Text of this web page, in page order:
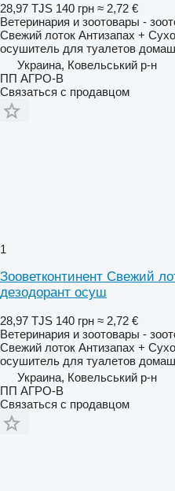
28,97 TJS 140 грн ≈ 2,72 €
Ветеринария и зоотовары -
Свежий лоток Антизапах +
осушитель для туалетов
Украина, Ковельський р-н
ПП АГРО-В
Связаться с продавцом
1
Зооветконтинент Свежий
дезодорант осуш
28,97 TJS 140 грн ≈ 2,72 €
Ветеринария и зоотовары -
Свежий лоток Антизапах +
осушитель для туалетов
Украина, Ковельський р-н
ПП АГРО-В
Связаться с продавцом